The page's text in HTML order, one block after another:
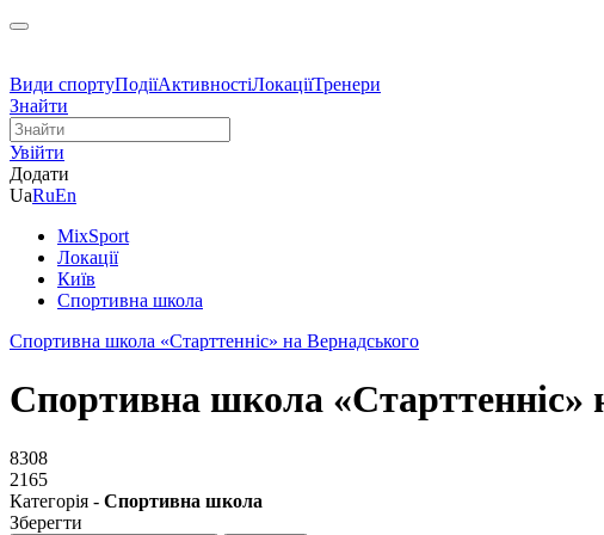
Види спортуПодіїАктивностіЛокаціїТренери
Знайти
Увійти
Додати
UaRuEn
MixSport
Локації
Київ
Спортивна школа
Спортивна школа «Старттенніс» на Вернадського
Спортивна школа «Старттенніс»
8308
2165
Категорія - Спортивна школа
Зберегти